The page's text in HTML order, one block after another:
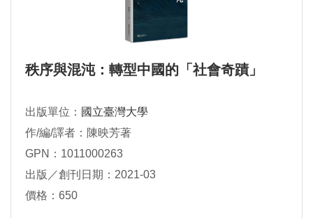
秩序與混沌：轉型中國的「社會奇蹟」
出版單位： 國立臺灣大學
作/編/譯者：陳映芳著
GPN：1011000263
出版／創刊日期：2021-03
價格：650